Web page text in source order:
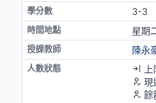
3-3
星期
陳永
現
餘